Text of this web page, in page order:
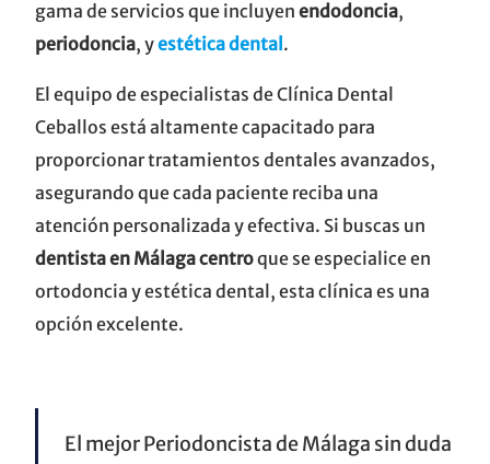
gama de servicios que incluyen endodoncia,
periodoncia, yestética dental .
El equipo de especialistas de Clínica Dental
Ceballos está altamente capacitado para
proporcionar tratamientos dentales avanzados,
asegurando que cada paciente reciba una
atención personalizada y efectiva. Si buscas un
dentista en Málaga centroque se especialice en
ortodoncia y estética dental, esta clínica es una
opción excelente.
El mejor Periodoncista de Málaga sin duda